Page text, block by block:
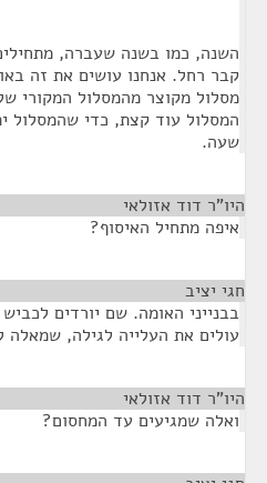
קבר רחל. אנחנו עושים את זה
שעה.
היו"ר דוד אזולאי
איפה מתחיל האיסוף?
חגי יציב
בבנייני האומה. שם יורדים לכביש
עולים את העלייה לגילה, שמאלה
היו"ר דוד אזולאי
ואלה שמגיעים עד המחסום?